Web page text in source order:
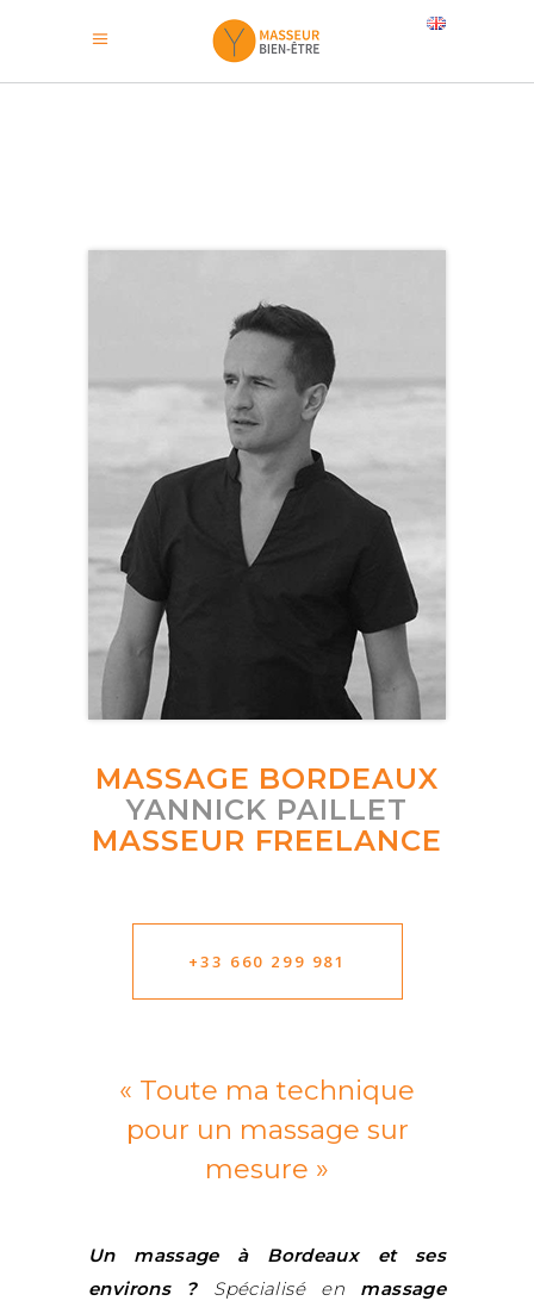
MASSAGE BORDEAUX
YANNICK PAILLET
MASSEUR FREELANCE
+33 660 299 981
« Toute ma technique
pour un massage sur
mesure »
Un massage à Bordeaux et ses
environs ?Spécialisé en massage